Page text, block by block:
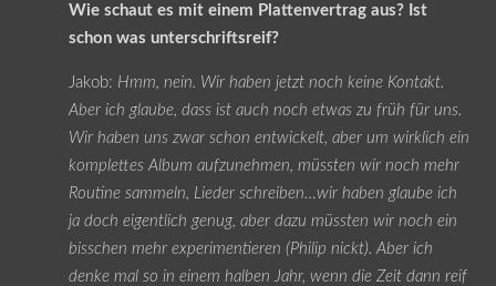
Wie schaut es mit einem Plattenvertrag aus? Ist
schon was unterschriftsreif?
Jakob: Hmm, nein. Wir haben jetzt noch keine Kontakt.
Aber ich glaube, dass ist auch noch etwas zu früh für uns.
Wir haben uns zwar schon entwickelt, aber um wirklich ein
komplettes Album aufzunehmen, müssten wir noch mehr
Routine sammeln, Lieder schreiben…wir haben glaube ich
ja doch eigentlich genug, aber dazu müssten wir noch ein
bisschen mehr experimentieren (Philip nickt). Aber ich
denke mal so in einem halben Jahr, wenn die Zeit dann reif